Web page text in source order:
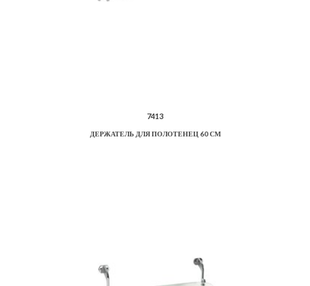
7413
ДЕРЖАТЕЛЬ ДЛЯ ПОЛОТЕНЕЦ 60 СМ